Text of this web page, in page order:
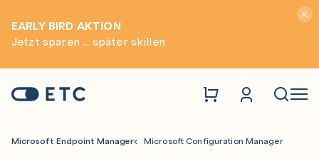
EARLY BIRD AKTION
Jetzt sparen ... später skillen
Startseite: ETC
Microsoft Endpoint Manager Microsoft Configuration Manager